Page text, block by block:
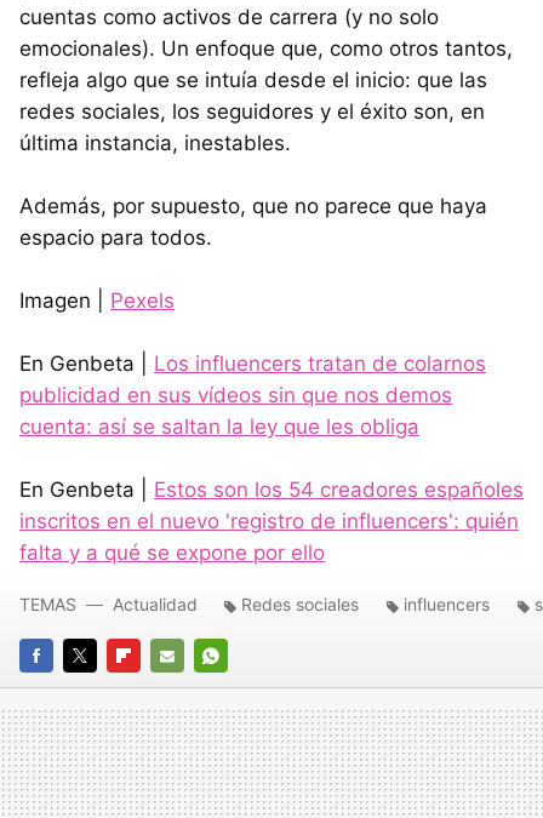
cuentas como activos de carrera (y no solo
emocionales). Un enfoque que, como otros tantos,
refleja algo que se intuía desde el inicio: que las
redes sociales, los seguidores y el éxito son, en
última instancia, inestables.
Además, por supuesto, que no parece que haya
espacio para todos.
Imagen | Pexels
En Genbeta | Los influencers tratan de colarnos
publicidad en sus vídeos sin que nos demos
cuenta: así se saltan la ley que les obliga
En Genbeta | Estos son los 54 creadores españoles
inscritos en el nuevo 'registro de influencers': quién
falta y a qué se expone por ello
FACEBOOK
TWITTERFLIPBOARD
E-
MAIL
WHATSAPP
TEMAS Actualidad Redes sociales influencers